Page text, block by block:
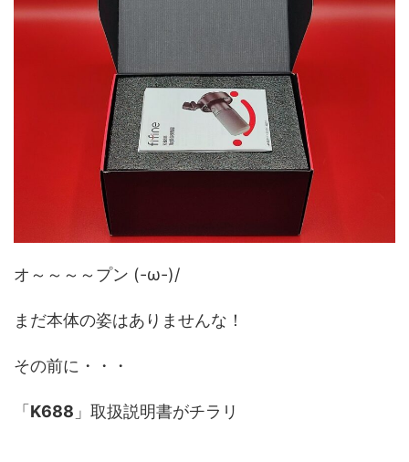
オ～～～～プン (-ω-)/
まだ本体の姿はありませんな！
その前に・・・
「K688 」取扱説明書がチラリ